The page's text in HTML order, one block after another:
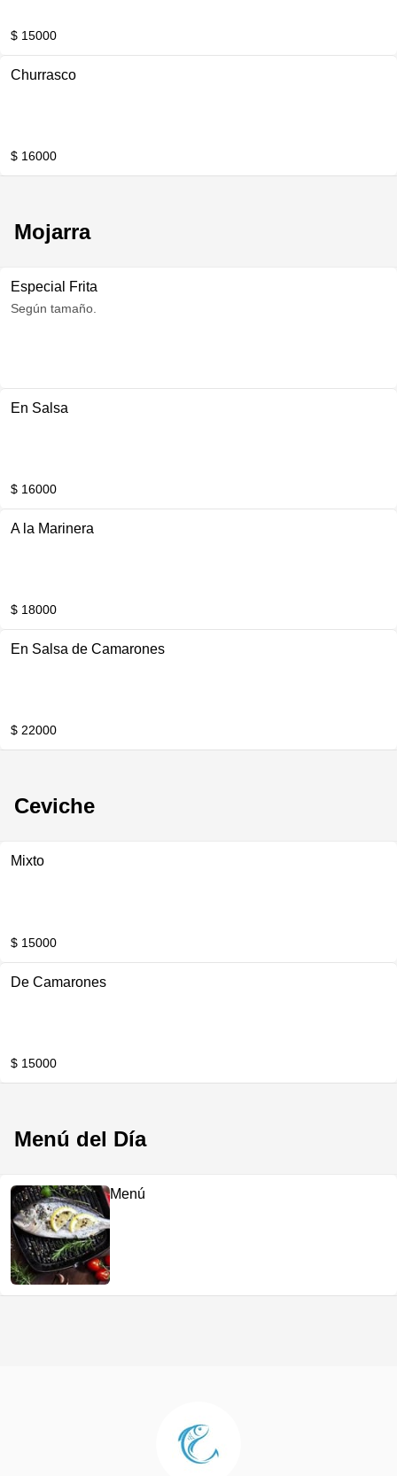
$ 15000
Churrasco
$ 16000
Mojarra
Especial Frita
Según tamaño.
En Salsa
$ 16000
A la Marinera
$ 18000
En Salsa de Camarones
$ 22000
Ceviche
Mixto
$ 15000
De Camarones
$ 15000
Menú del Día
Menú